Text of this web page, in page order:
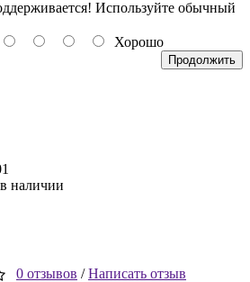
Используйте обычный
Хорошо
Продолжить
наличии
0 отзывов /Написать отзыв